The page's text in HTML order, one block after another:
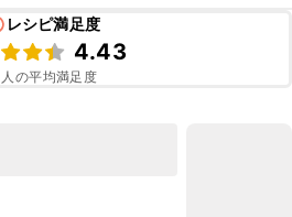
レシピ満足度
4.43
人の平均満足度